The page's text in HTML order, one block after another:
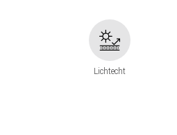
Lichtecht